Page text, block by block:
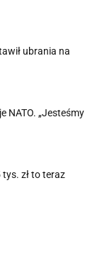
ubrania na
NATO. „Jesteśmy
zł to teraz